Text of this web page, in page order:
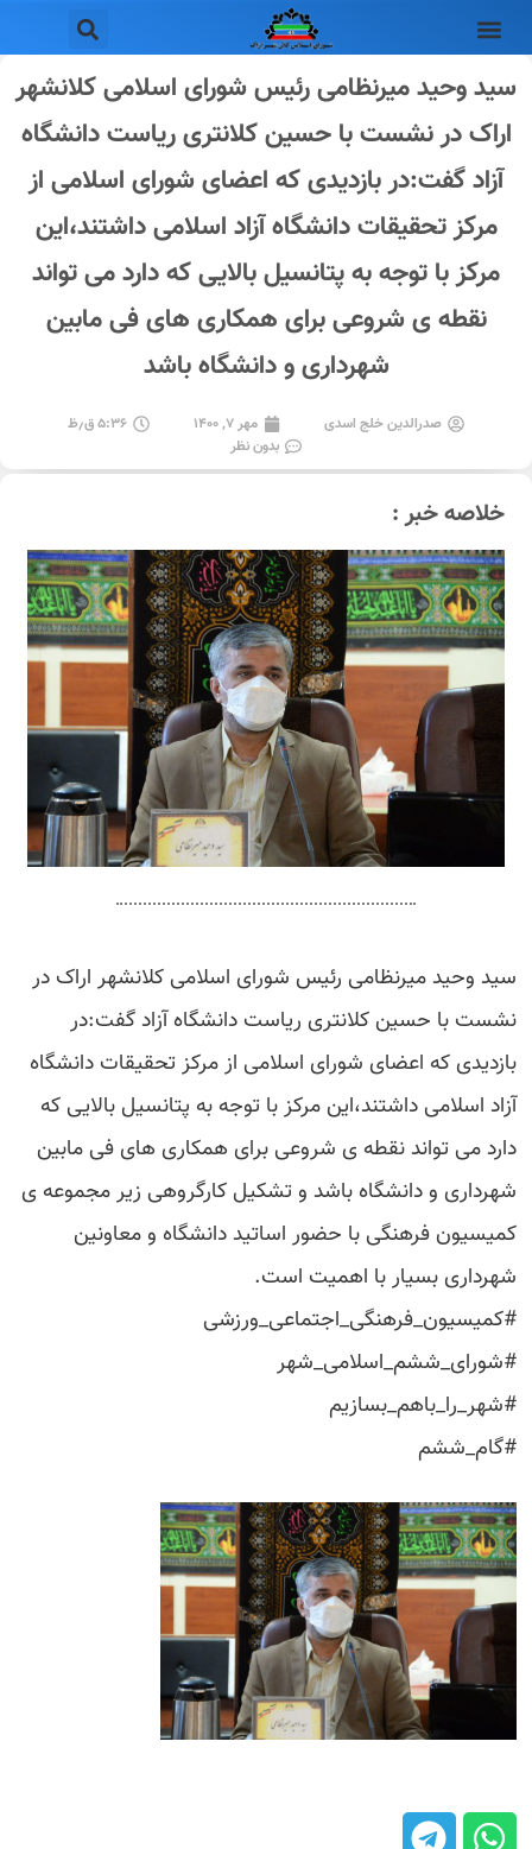
سید وحید میرنظامی رئیس شورای اسلامی کلانشهر
اراک در نشست با حسین کلانتری ریاست دانشگاه
آزاد گفت:در بازدیدی که اعضای شورای اسلامی از
مرکز تحقیقات دانشگاه آزاد اسلامی داشتند،این
مرکز با توجه به پتانسیل بالایی که دارد می تواند
نقطه ی شروعی برای همکاری های فی مابین
شهرداری و دانشگاه باشد
صدرالدین خلج اسدی مهر ۷, ۱۴۰۰
۵:۳۶ ق٫ظ
بدون نظر
خلاصه خبر :
سید وحید میرنظامی رئیس شورای اسلامی کلانشهر اراک در
نشست با حسین کلانتری ریاست دانشگاه آزاد گفت:در
بازدیدی که اعضای شورای اسلامی از مرکز تحقیقات دانشگاه
آزاد اسلامی داشتند،این مرکز با توجه به پتانسیل بالایی که
دارد می تواند نقطه ی شروعی برای همکاری های فی مابین
شهرداری و دانشگاه باشد و تشکیل کارگروهی زیر مجموعه ی
کمیسیون فرهنگی با حضور اساتید دانشگاه و معاونین
شهرداری بسیار با اهمیت است.
#کمیسیون_فرهنگی_اجتماعی_ورزشی
#شورای_ششم_اسلامی_شهر
#شهر_را_باهم_بسازیم
#گام_ششم